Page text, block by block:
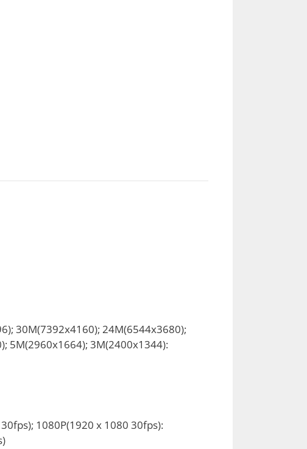
30M(7392x4160); 24M(6544x3680);
5M(2960x1664); 3M(2400x1344):
1080P(1920 x 1080 30fps):